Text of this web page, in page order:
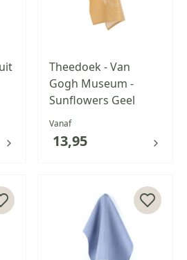
Theedoek - Van
Gogh Museum -
Sunflowers Geel
Vanaf
13,95